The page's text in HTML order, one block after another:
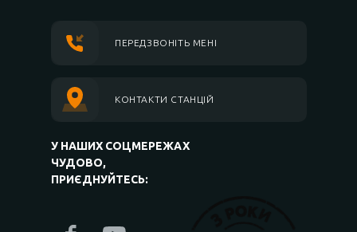
ПЕРЕДЗВОНІТЬ МЕНІ
КОНТАКТИ СТАНЦІЙ
У НАШИХ СОЦМЕРЕЖАХ
ЧУДОВО,
ПРИЄДНУЙТЕСЬ: